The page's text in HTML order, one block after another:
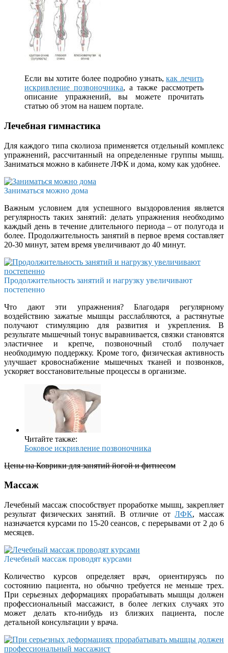
Если вы хотите более подробно узнать,как лечить
искривление позвоночника, а также рассмотреть
описание упражнений, вы можете прочитать
статью об этом на нашем портале.
Лечебная гимнастика
Для каждого типа сколиоза применяется отдельный комплекс
упражнений, рассчитанный на определенные группы мышц.
Заниматься можно в кабинете ЛФК и дома, кому как удобнее.
Заниматься можно дома
Важным условием для успешного выздоровления является
регулярность таких занятий: делать упражнения необходимо
каждый день в течение длительного периода – от полугода и
более. Продолжительность занятий в первое время составляет
20-30 минут, затем время увеличивают до 40 минут.
Продолжительность занятий и нагрузку увеличивают
постепенно
Что дают эти упражнения? Благодаря регулярному
воздействию зажатые мышцы расслабляются, а растянутые
получают стимуляцию для развития и укрепления. В
результате мышечный тонус выравнивается, связки становятся
эластичнее и крепче, позвоночный столб получает
необходимую поддержку. Кроме того, физическая активность
улучшает кровоснабжение мышечных тканей и позвонков,
ускоряет восстановительные процессы в организме.
Читайте также:
Боковое искривление позвоночника
Цены на Коврики для занятий йогой и фитнесом
Массаж
Лечебный массаж способствует проработке мышц, закрепляет
результат физических занятий. В отличие отЛФК, массаж
назначается курсами по 15-20 сеансов, с перерывами от 2 до 6
месяцев.
Лечебный массаж проводят курсами
Количество курсов определяет врач, ориентируясь по
состоянию пациента, но обычно требуется не меньше трех.
При серьезных деформациях прорабатывать мышцы должен
профессиональный массажист, в более легких случаях это
может делать кто-нибудь из близких пациента, после
детальной консультации у врача.